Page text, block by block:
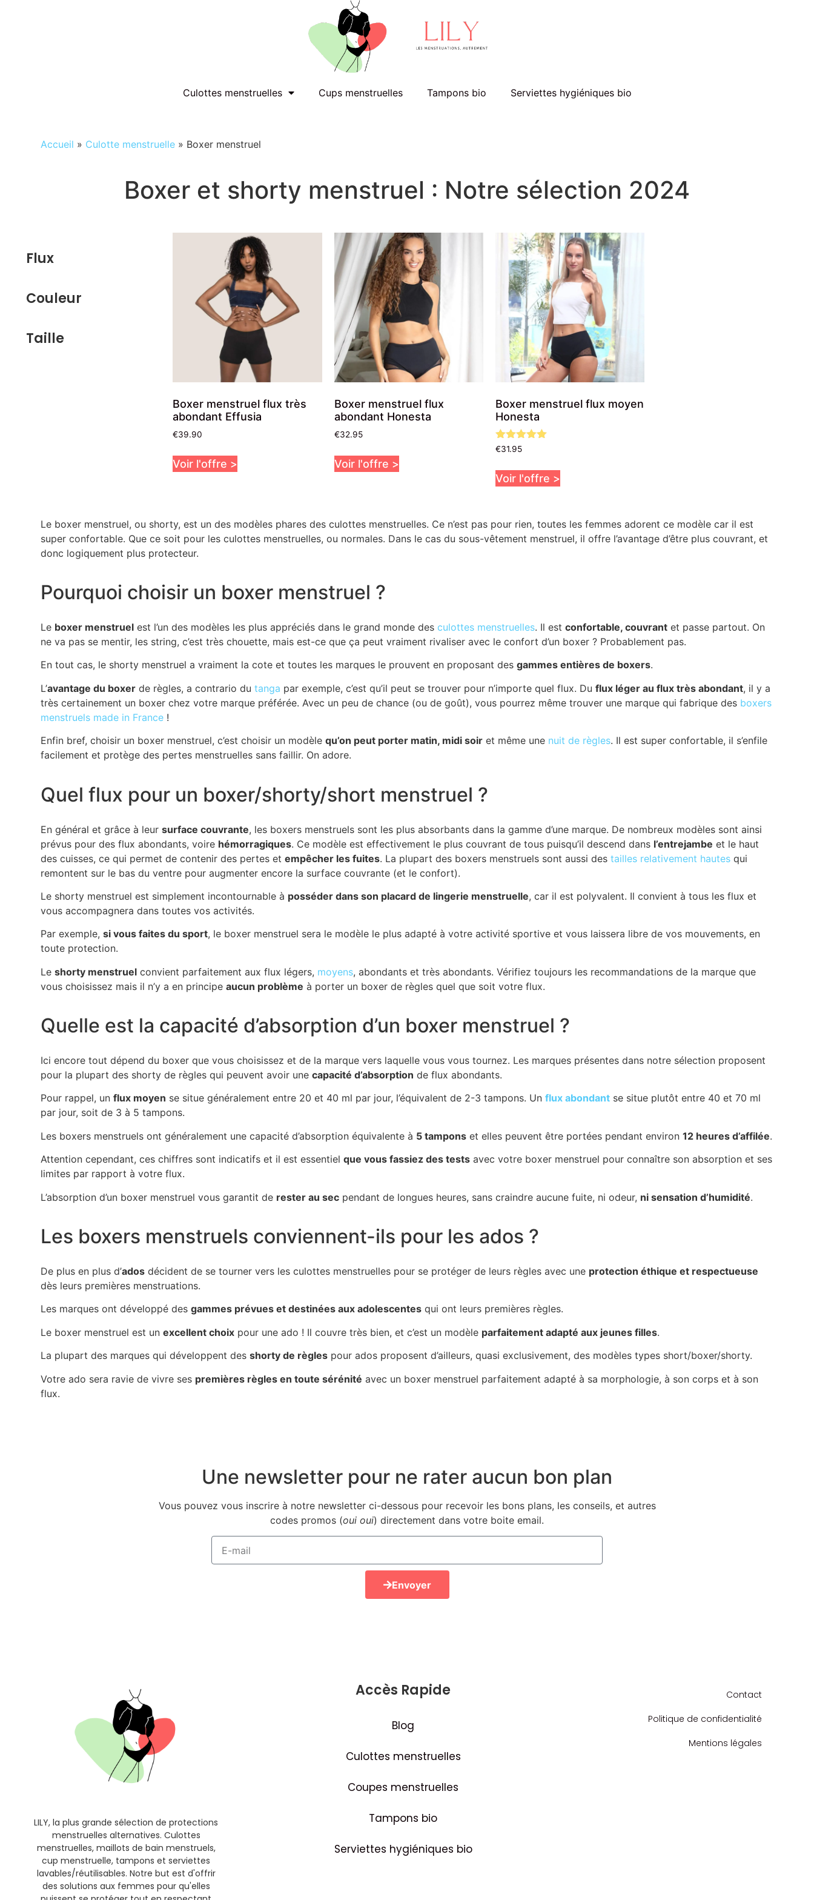
Culottes menstruelles Cups menstruelles Tampons bio Serviettes hygiéniques bio
Accueil » Culotte menstruelle » Boxer menstruel
Boxer et shorty menstruel : Notre sélection 2024
Flux
Couleur
Taille
Boxer menstruel flux très
abondant Effusia
€39.90
Voir l'offre >
Boxer menstruel flux
abondant Honesta
€32.95
Voir l'offre >
Boxer menstruel flux moyen
Honesta
Note
€31.95
Voir l'offre >
Le boxer menstruel, ou shorty, est un des modèles phares des culottes menstruelles. Ce n’est pas pour rien, toutes les femmes adorent ce modèle car il est
super confortable. Que ce soit pour les culottes menstruelles, ou normales. Dans le cas du sous-vêtement menstruel, il offre l’avantage d’être plus couvrant, et
donc logiquement plus protecteur.
Pourquoi choisir un boxer menstruel ?
Le boxer menstruel est l’un des modèles les plus appréciés dans le grand monde desculottes menstruelles. Il estconfortable, couvrant et passe partout. On
ne va pas se mentir, les string, c’est très chouette, mais est-ce que ça peut vraiment rivaliser avec le confort d’un boxer ? Probablement pas.
En tout cas, le shorty menstruel a vraiment la cote et toutes les marques le prouvent en proposant desgammes entières de boxers.
L’avantage du boxer de règles, a contrario dutanga par exemple, c’est qu’il peut se trouver pour n’importe quel flux. Duflux léger au flux très abondant, il y a
très certainement un boxer chez votre marque préférée. Avec un peu de chance (ou de goût), vous pourrez même trouver une marque qui fabrique des boxers
menstruels made in France !
Enfin bref, choisir un boxer menstruel, c’est choisir un modèlequ’on peut porter matin, midi soir et même une nuit de règles. Il est super confortable, il s’enfile
facilement et protège des pertes menstruelles sans faillir. On adore.
Quel flux pour un boxer/shorty/short menstruel ?
En général et grâce à leursurface couvrante, les boxers menstruels sont les plus absorbants dans la gamme d’une marque. De nombreux modèles sont ainsi
prévus pour des flux abondants, voire hémorragiques. Ce modèle est effectivement le plus couvrant de tous puisqu’il descend dans l’entrejambe et le haut
des cuisses, ce qui permet de contenir des pertes etempêcher les fuites. La plupart des boxers menstruels sont aussi destailles relativement hautes qui
remontent sur le bas du ventre pour augmenter encore la surface couvrante (et le confort).
Le shorty menstruel est simplement incontournable à posséder dans son placard de lingerie menstruelle, car il est polyvalent. Il convient à tous les flux et
vous accompagnera dans toutes vos activités.
Par exemple,si vous faites du sport, le boxer menstruel sera le modèle le plus adapté à votre activité sportive et vous laissera libre de vos mouvements, en
toute protection.
Leshorty menstruel convient parfaitement aux flux légers, moyens, abondants et très abondants. Vérifiez toujours les recommandations de la marque que
vous choisissez mais il n’y a en principeaucun problème à porter un boxer de règles quel que soit votre flux.
Quelle est la capacité d’absorption d’un boxer menstruel ?
Ici encore tout dépend du boxer que vous choisissez et de la marque vers laquelle vous vous tournez. Les marques présentes dans notre sélection proposent
pour la plupart des shorty de règles qui peuvent avoir unecapacité d’absorption de flux abondants.
Pour rappel, unflux moyen se situe généralement entre 20 et 40 ml par jour, l’équivalent de 2-3 tampons. Unflux abondant se situe plutôt entre 40 et 70 ml
par jour, soit de 3 à 5 tampons.
Les boxers menstruels ont généralement une capacité d’absorption équivalente à 5 tampons et elles peuvent être portées pendant environ12 heures d’affilée.
Attention cependant, ces chiffres sont indicatifs et il est essentielque vous fassiez des tests avec votre boxer menstruel pour connaître son absorption et ses
limites par rapport à votre flux.
L’absorption d’un boxer menstruel vous garantit de rester au sec pendant de longues heures, sans craindre aucune fuite, ni odeur, ni sensation d’humidité.
Les boxers menstruels conviennent-ils pour les ados ?
De plus en plus d’ados décident de se tourner vers les culottes menstruelles pour se protéger de leurs règles avec une protection éthique et respectueuse
dès leurs premières menstruations.
Les marques ont développé desgammes prévues et destinées aux adolescentes qui ont leurs premières règles.
Le boxer menstruel est unexcellent choix pour une ado ! Il couvre très bien, et c’est un modèle parfaitement adapté aux jeunes filles.
La plupart des marques qui développent desshorty de règles pour ados proposent d’ailleurs, quasi exclusivement, des modèles types short/boxer/shorty.
Votre ado sera ravie de vivre ses premières règles en toute sérénité avec un boxer menstruel parfaitement adapté à sa morphologie, à son corps et à son
flux.
Une newsletter pour ne rater aucun bon plan
Vous pouvez vous inscrire à notre newsletter ci-dessous pour recevoir les bons plans, les conseils, et autres
codes promos (oui oui) directement dans votre boite email.
Envoyer
LILY, la plus grande sélection de protections
menstruelles alternatives. Culottes
menstruelles, maillots de bain menstruels,
cup menstruelle, tampons et serviettes
lavables/réutilisables. Notre but est d'offrir
des solutions aux femmes pour qu'elles
Accès Rapide
Blog
Culottes menstruelles
Coupes menstruelles
Tampons bio
Serviettes hygiéniques bio
Contact
Politique de confidentialité
Mentions légales